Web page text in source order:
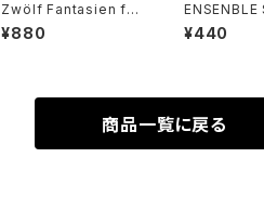
Zwölf Fantasien für
Querflöten ohne Ba
ss BÄRENREITER UR
¥880
ENSENBLE
Ⅰ【編集：東
ム】出版社：
¥440
商品一覧に戻る